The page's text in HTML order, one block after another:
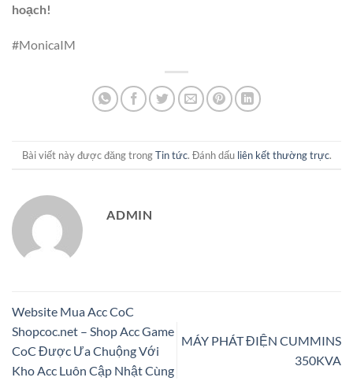
hoạch!
#MonicaIM
Bài viết này được đăng trongTin tức. Đánh dấu liên kết thường trực.
ADMIN
Website Mua Acc CoC
Shopcoc.net – Shop Acc Game
CoC Được Ưa Chuộng Với
Kho Acc Luôn Cập Nhật Cùng
MÁY PHÁT ĐIỆN CUMMINS
350KVA